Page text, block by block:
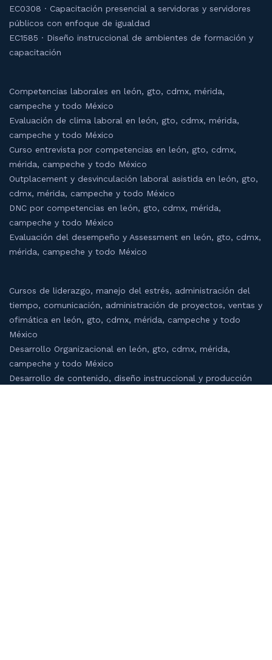
EC0308 · Capacitación presencial a servidoras y servidores
públicos con enfoque de igualdad
EC1585 · Diseño instruccional de ambientes de formación y
capacitación
Competencias laborales en león, gto, cdmx, mérida,
campeche y todo México
Evaluación de clima laboral en león, gto, cdmx, mérida,
campeche y todo México
Curso entrevista por competencias en león, gto, cdmx,
mérida, campeche y todo México
Outplacement y desvinculación laboral asistida en león, gto,
cdmx, mérida, campeche y todo México
DNC por competencias en león, gto, cdmx, mérida,
campeche y todo México
Evaluación del desempeño y Assessment en león, gto, cdmx,
mérida, campeche y todo México
Cursos de liderazgo, manejo del estrés, administración del
tiempo, comunicación, administración de proyectos, ventas y
ofimática en león, gto, cdmx, mérida, campeche y todo
México
Desarrollo Organizacional en león, gto, cdmx, mérida,
campeche y todo México
Desarrollo de contenido, diseño instruccional y producción